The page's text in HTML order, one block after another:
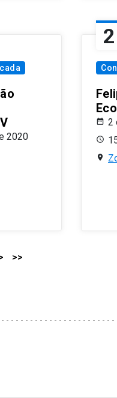
2020
2
2
>>